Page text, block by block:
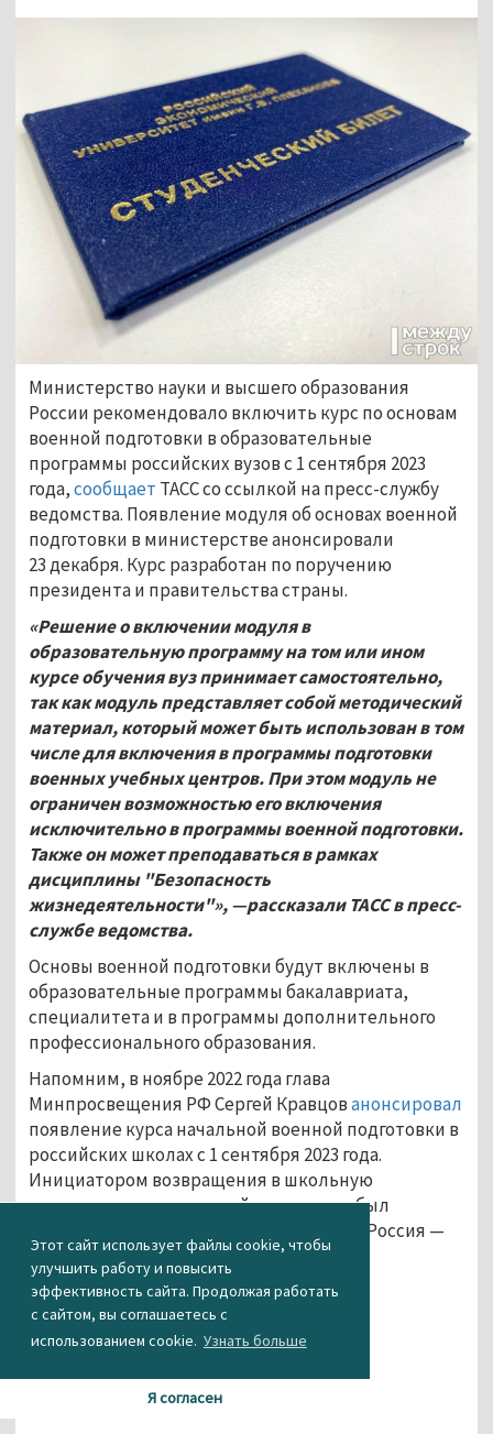
Этот сайт использует файлы cookie, чтобы
улучшить работу и повысить
эффективность сайта. Продолжая работать
с сайтом, вы соглашаетесь с
использованием cookie. Узнать больше
Я согласен
Министерство науки и высшего образования
России рекомендовало включить курс по основам
военной подготовки в образовательные
программы российских вузов с 1 сентября 2023
года,сообщает ТАСС со ссылкой на пресс-службу
ведомства. Появление модуля об основах военной
подготовки в министерстве анонсировали
23 декабря. Курс разработан по поручению
президента и правительства страны.
«Решение о включении модуля в
образовательную программу на том или ином
курсе обучения вуз принимает самостоятельно,
так как модуль представляет собой методический
материал, который может быть использован в том
числе для включения в программы подготовки
военных учебных центров. При этом модуль не
ограничен возможностью его включения
исключительно в программы военной подготовки.
Также он может преподаваться в рамках
дисциплины "Безопасность
жизнедеятельности"», —рассказали ТАСС в пресс-
службе ведомства.
Основы военной подготовки будут включены в
образовательные программы бакалавриата,
специалитета и в программы дополнительного
профессионального образования.
Напомним, в ноябре 2022 года глава
Минпросвещения РФ Сергей Кравцованонсировал
появление курса начальной военной подготовки в
российских школах с 1 сентября 2023 года.
Инициатором возвращения в школьную
программу курса военной подготовки был
руководитель фракции «Справедливая Россия —
За правду» в Госдуме Сергей Миронов.
...